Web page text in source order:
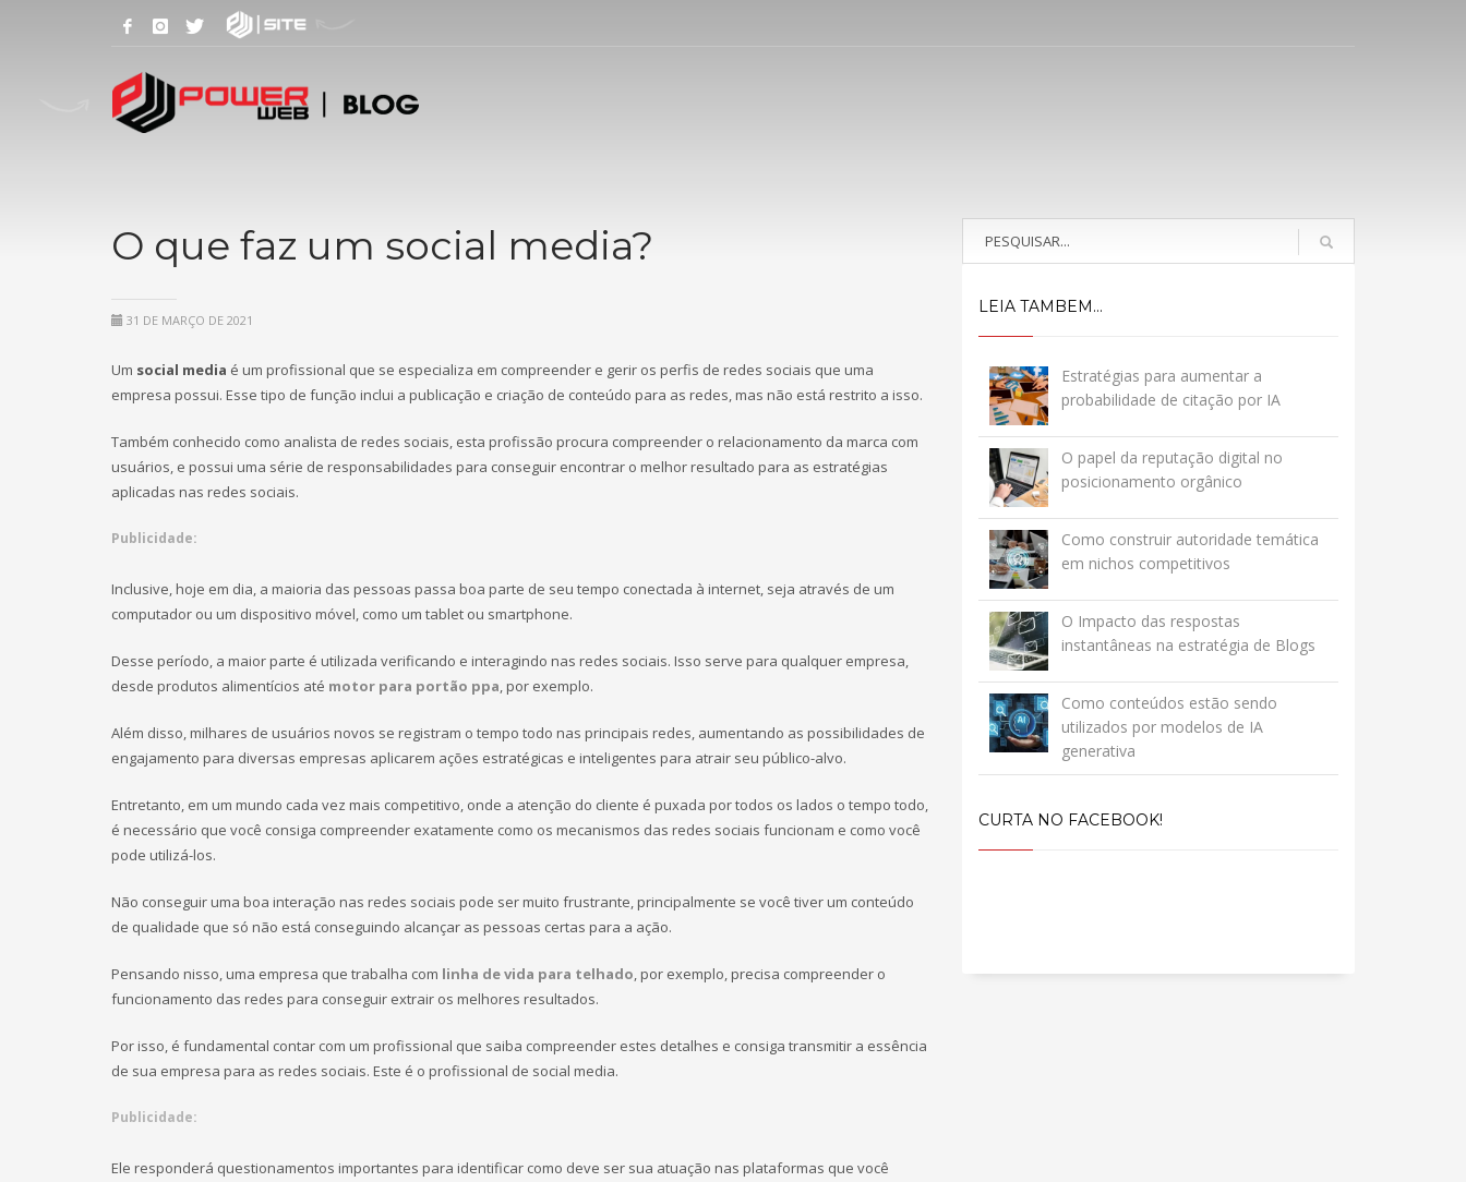
O que faz um social media?
31 DE MARÇO DE 2021
Um social media é um profissional que se especializa em compreender e gerir os perfis de redes sociais que uma
empresa possui. Esse tipo de função inclui a publicação e criação de conteúdo para as redes, mas não está restrito a isso.
Também conhecido como analista de redes sociais, esta profissão procura compreender o relacionamento da marca com
usuários, e possui uma série de responsabilidades para conseguir encontrar o melhor resultado para as estratégias
aplicadas nas redes sociais.
Publicidade:
Inclusive, hoje em dia, a maioria das pessoas passa boa parte de seu tempo conectada à internet, seja através de um
computador ou um dispositivo móvel, como um tablet ou smartphone.
Desse período, a maior parte é utilizada verificando e interagindo nas redes sociais. Isso serve para qualquer empresa,
desde produtos alimentícios até motor para portão ppa, por exemplo.
Além disso, milhares de usuários novos se registram o tempo todo nas principais redes, aumentando as possibilidades de
engajamento para diversas empresas aplicarem ações estratégicas e inteligentes para atrair seu público-alvo.
Entretanto, em um mundo cada vez mais competitivo, onde a atenção do cliente é puxada por todos os lados o tempo todo,
é necessário que você consiga compreender exatamente como os mecanismos das redes sociais funcionam e como você
pode utilizá-los.
Não conseguir uma boa interação nas redes sociais pode ser muito frustrante, principalmente se você tiver um conteúdo
de qualidade que só não está conseguindo alcançar as pessoas certas para a ação.
Pensando nisso, uma empresa que trabalha com linha de vida para telhado, por exemplo, precisa compreender o
funcionamento das redes para conseguir extrair os melhores resultados.
Por isso, é fundamental contar com um profissional que saiba compreender estes detalhes e consiga transmitir a essência
de sua empresa para as redes sociais. Este é o profissional de social media.
Publicidade:
Ele responderá questionamentos importantes para identificar como deve ser sua atuação nas plataformas que você
LEIA TAMBEM...
Estratégias para aumentar a
probabilidade de citação por IA
O papel da reputação digital no
posicionamento orgânico
Como construir autoridade temática
em nichos competitivos
O Impacto das respostas
instantâneas na estratégia de Blogs
Como conteúdos estão sendo
utilizados por modelos de IA
generativa
CURTA NO FACEBOOK!